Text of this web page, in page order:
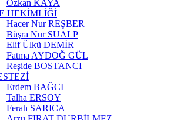
Özkan KAYA
HEKİMLİĞİ
Hacer Nur REŞBER
Büşra Nur SUALP
Elif Ülkü DEMİR
Fatma AYDOĞ GÜL
Reşide BOSTANCI
Erdem BAĞCI
Talha ERSOY
Ferah SARICA